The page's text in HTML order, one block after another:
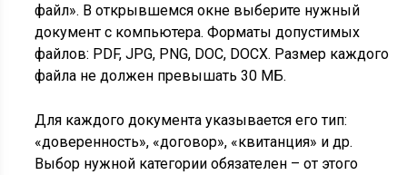
файл». В открывшемся окне выберите нужный
документ с компьютера. Форматы допустимых
файлов: PDF, JPG, PNG, DOC, DOCX. Размер каждого
файла не должен превышать 30 МБ.
Для каждого документа указывается его тип:
«доверенность», «договор», «квитанция» и др.
Выбор нужной категории обязателен – от этого